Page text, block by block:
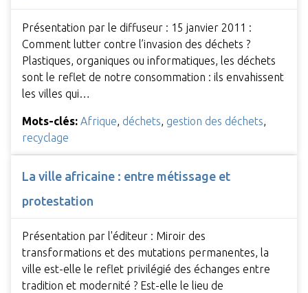
Présentation par le diffuseur : 15 janvier 2011 :
Comment lutter contre l’invasion des déchets ?
Plastiques, organiques ou informatiques, les déchets
sont le reflet de notre consommation : ils envahissent
les villes qui…
Mots-clés: Afrique, déchets, gestion des déchets,
recyclage
La ville africaine : entre métissage et
protestation
Présentation par l'éditeur : Miroir des
transformations et des mutations permanentes, la
ville est-elle le reflet privilégié des échanges entre
tradition et modernité ? Est-elle le lieu de